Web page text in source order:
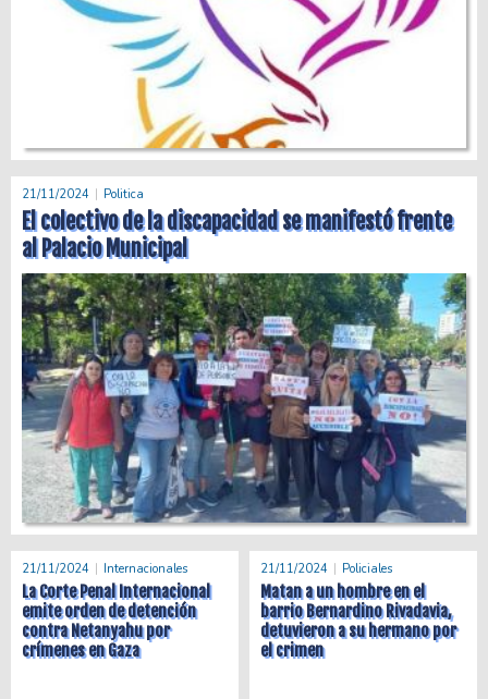
21/11/2024 Politica
El colectivo de la discapacidad se manifestó frente
al Palacio Municipal
21/11/2024 Internacionales
La Corte Penal Internacional
emite orden de detención
contra Netanyahu por
crímenes en Gaza
21/11/2024 Policiales
Matan a un hombre en el
barrio Bernardino Rivadavia,
detuvieron a su hermano por
el crimen